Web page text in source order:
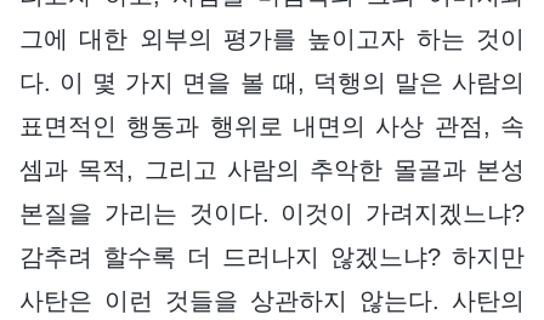
그에 대한 외부의 평가를 높이고자 하는 것이
다. 이 몇 가지 면을 볼 때, 덕행의 말은 사람의
표면적인 행동과 행위로 내면의 사상 관점, 속
셈과 목적, 그리고 사람의 추악한 몰골과 본성
본질을 가리는 것이다. 이것이 가려지겠느냐?
감추려 할수록 더 드러나지 않겠느냐? 하지만
사탄은 이런 것들을 상관하지 않는다. 사탄의